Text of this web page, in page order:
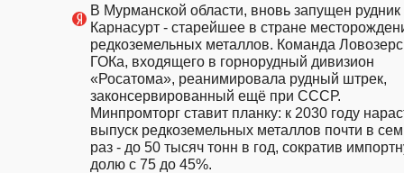
В Мурманской области, вновь запущен рудник
Карнасурт - старейшее в стране
редкоземельных металлов. Команда
ГОКа, входящего в горнорудный дивизион
«Росатома», реанимировала рудный штрек,
законсервированный ещё при СССР.
Минпромторг ставит планку: к 2030 году
выпуск редкоземельных металлов почти в
раз - до 50 тысяч тонн в год, сократив
долю с 75 до 45%.